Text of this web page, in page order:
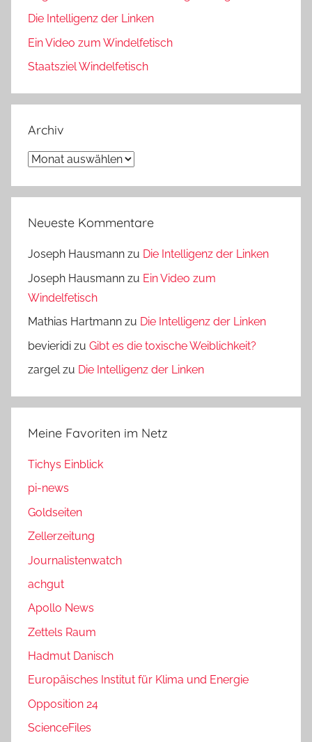
Die Intelligenz der Linken
Ein Video zum Windelfetisch
Staatsziel Windelfetisch
Archiv
Archiv
Neueste Kommentare
Joseph Hausmann zu Die Intelligenz der Linken
Joseph Hausmann zu Ein Video zum
Windelfetisch
Mathias Hartmann zu Die Intelligenz der Linken
bevieridi zu Gibt es die toxische Weiblichkeit?
zargelzu Die Intelligenz der Linken
Meine Favoriten im Netz
Tichys Einblick
pi-news
Goldseiten
Zellerzeitung
Journalistenwatch
achgut
Apollo News
Zettels Raum
Hadmut Danisch
Europäisches Institut für Klima und Energie
Opposition 24
ScienceFiles